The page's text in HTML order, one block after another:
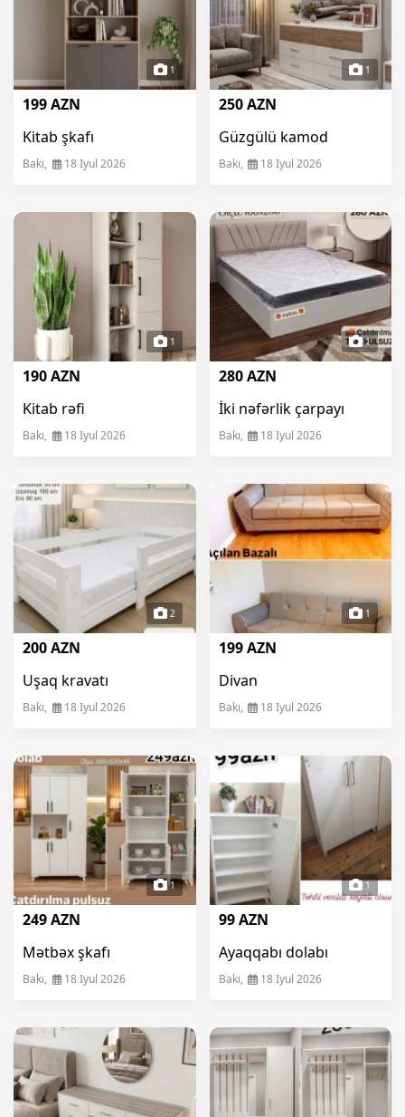
1
199 AZN
Kitab şkafı
Bakı, 18 Iyul 2026
1
250 AZN
Güzgülü kamod
Bakı, 18 Iyul 2026
1
190 AZN
Kitab rəfi
Bakı, 18 Iyul 2026
1
280 AZN
İki nəfərlik çarpayı
Bakı, 18 Iyul 2026
2
200 AZN
Uşaq kravatı
Bakı, 18 Iyul 2026
1
199 AZN
Divan
Bakı, 18 Iyul 2026
1
249 AZN
Mətbəx şkafı
Bakı, 18 Iyul 2026
1
99 AZN
Ayaqqabı dolabı
Bakı, 18 Iyul 2026